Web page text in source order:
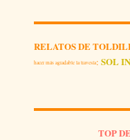
RELATOS DE
hacer más agradable la travesía: SOL
TOP